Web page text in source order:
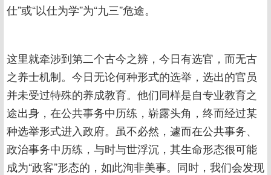
仕”或“以仕为学”为“九三”危途。
这里就牵涉到第二个古今之辨，今日有选官，而无古
之养士机制。今日无论何种形式的选举，选出的官员
并未受过特殊的养成教育。他们同样是自专业教育之
途出身，在公共事务中历练，崭露头角，终而经过某
种选举形式进入政府。虽不必然，遽而在公共事务、
政治事务中历练，与时与世浮沉，其生命形态很可能
成为“政客”形态的，如此洵非美事。同时，我们会发现